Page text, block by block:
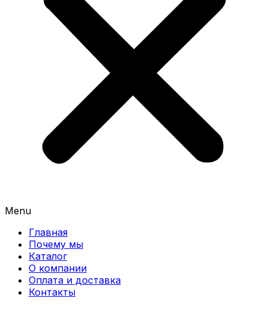
Menu
Главная
Почему мы
Каталог
О компании
Оплата и доставка
Контакты